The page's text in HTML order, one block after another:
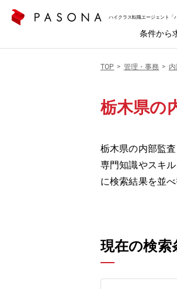
ハイクラス転職エージェント「
条件から
TOP 管理・事務
栃木県の
栃木県の内部監
専門知識やスキ
に検索結果を並
現在の検索